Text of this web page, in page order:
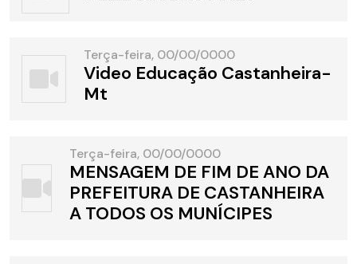
Terça-feira, 00/00/0000
Video Educação Castanheira-
Mt
Terça-feira, 00/00/0000
MENSAGEM DE FIM DE ANO DA
PREFEITURA DE CASTANHEIRA
A TODOS OS MUNÍCIPES